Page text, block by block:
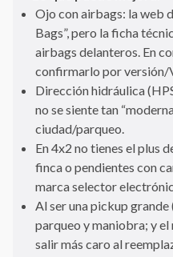
Ojo con airbags: la web
Bags”, pero la ficha
airbags delanteros. En
confirmarlo por versión/
Dirección hidráulica
no se siente tan
ciudad/parqueo.
En 4x2 no tienes el plus
finca o pendientes con
marca selector
Al ser una pickup grande
parqueo y maniobra; y
salir más caro al